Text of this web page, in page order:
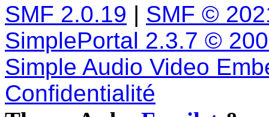
SMF 2.0.19 | SMF ©
SimplePortal 2.3.7 ©
Simple Audio Video
Confidentialité